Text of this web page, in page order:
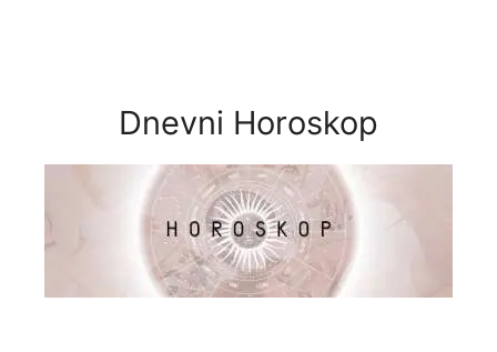
Dnevni Horoskop